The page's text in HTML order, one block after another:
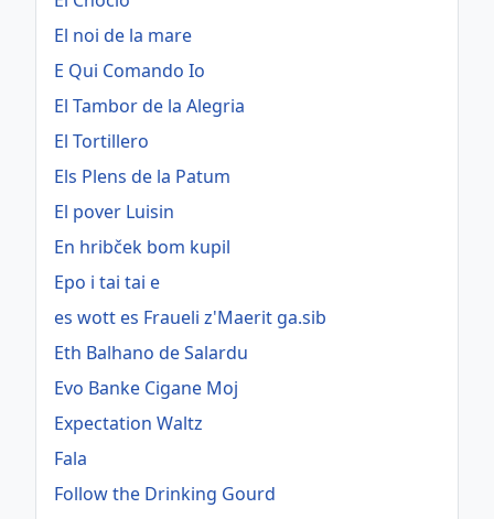
El noi de la mare
E Qui Comando Io
El Tambor de la Alegria
El Tortillero
Els Plens de la Patum
El pover Luisin
En hribček bom kupil
Epo i tai tai e
es wott es Fraueli z'Maerit ga.sib
Eth Balhano de Salardu
Evo Banke Cigane Moj
Expectation Waltz
Fala
Follow the Drinking Gourd